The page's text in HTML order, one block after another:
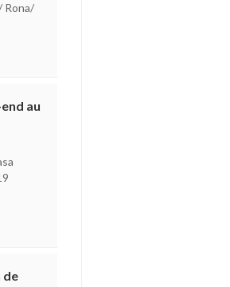
Rona/
au
de